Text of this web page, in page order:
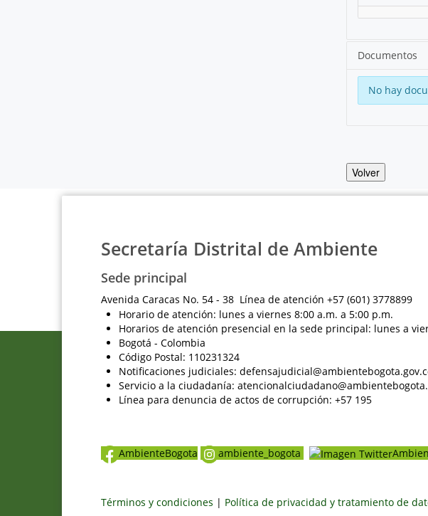
Documentos
No hay
Volver
Secretaría Distrital de Ambiente
Sede principal
Avenida Caracas No. 54 - 38 Línea de atención +57 (601) 3778899
Horario de atención: lunes a viernes 8:00 a.m. a 5:00 p.m.
Horarios de atención presencial en la sede principal: lunes a
Bogotá - Colombia
Código Postal: 110231324
Notificaciones judiciales:
Servicio a la ciudadanía:
Línea para denuncia de actos de corrupción: +57 195
AmbienteBogota ambiente_bogota
Términos y condiciones | Política de privacidad y tratamiento de